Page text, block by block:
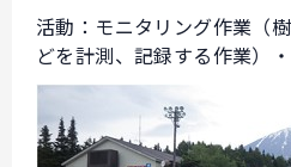
活動：モニタリング作業（
どを計測、記録する作業）